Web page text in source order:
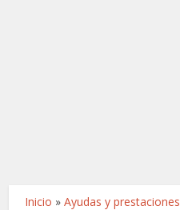
Inicio »Ayudas y prestaciones